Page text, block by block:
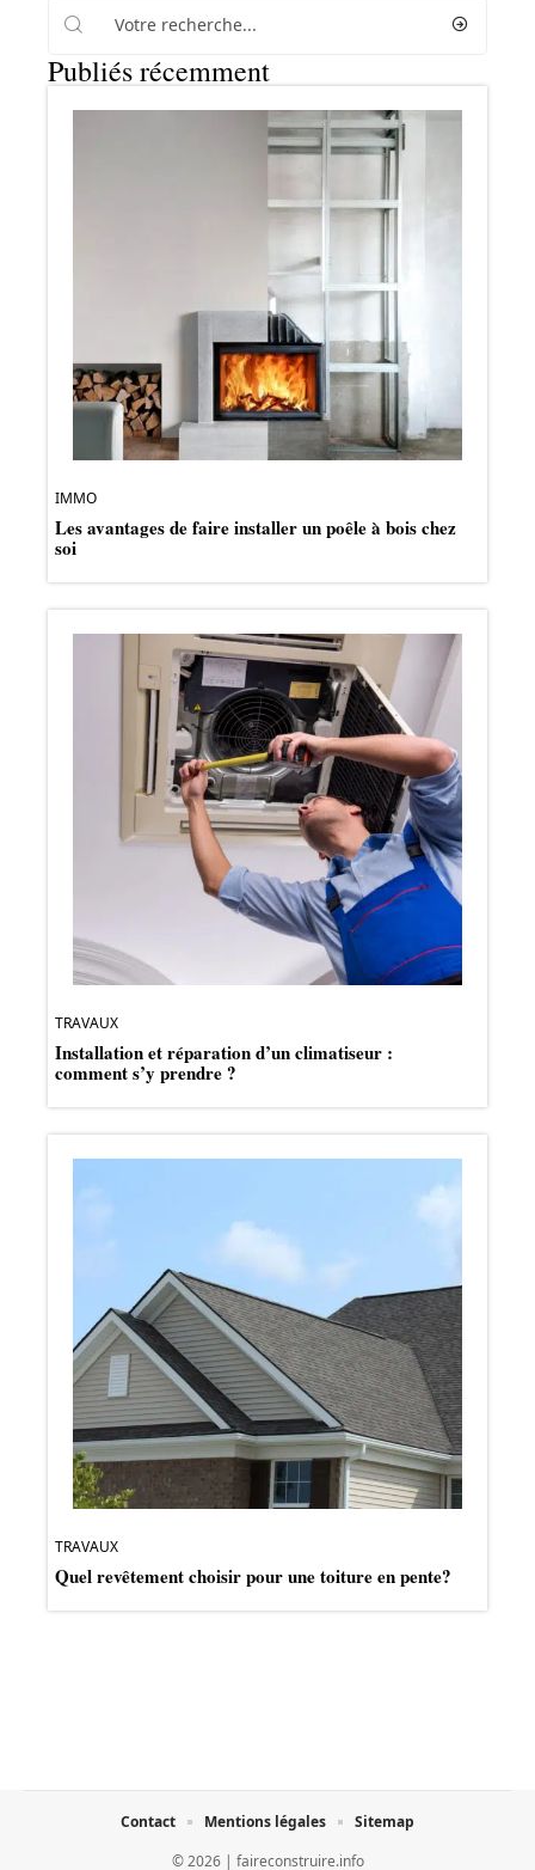
Publiés récemment
IMMO
Les avantages de faire installer un poêle à bois chez
soi
TRAVAUX
Installation et réparation d’un climatiseur :
comment s’y prendre ?
TRAVAUX
Quel revêtement choisir pour une toiture en pente?
© 2026 | faireconstruire.info
Contact Mentions légales Sitemap